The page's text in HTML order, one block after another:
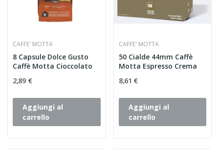
CAFFE' MOTTA
8 Capsule Dolce Gusto
Caffè Motta Cioccolato
2,89 €
Aggiungi al
carrello
CAFFE' MOTTA
50 Cialde 44mm Caffè
Motta Espresso Crema
8,61 €
Aggiungi al
carrello